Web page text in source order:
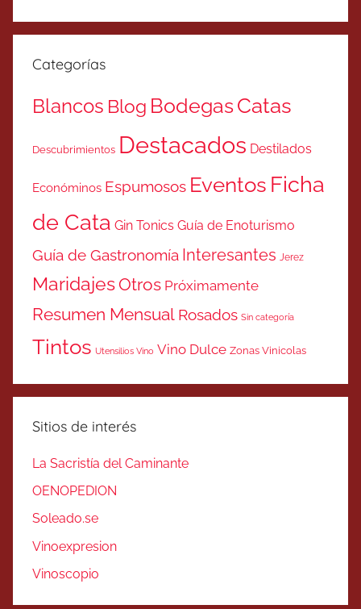
Categorías
Blancos Blog BodegasCatas
Descubrimientos Destacados Destilados
Económinos Espumosos Eventos Ficha
de Cata Gin Tonics Guía de Enoturismo
Guía de Gastronomía Interesantes Jerez
MaridajesOtros Próximamente
Resumen Mensual Rosados Sin categoría
Tintos Utensilios Vino Vino Dulce Zonas Vinicolas
Sitios de interés
La Sacristía del Caminante
OENOPEDION
Soleado.se
Vinoexpresion
Vinoscopio